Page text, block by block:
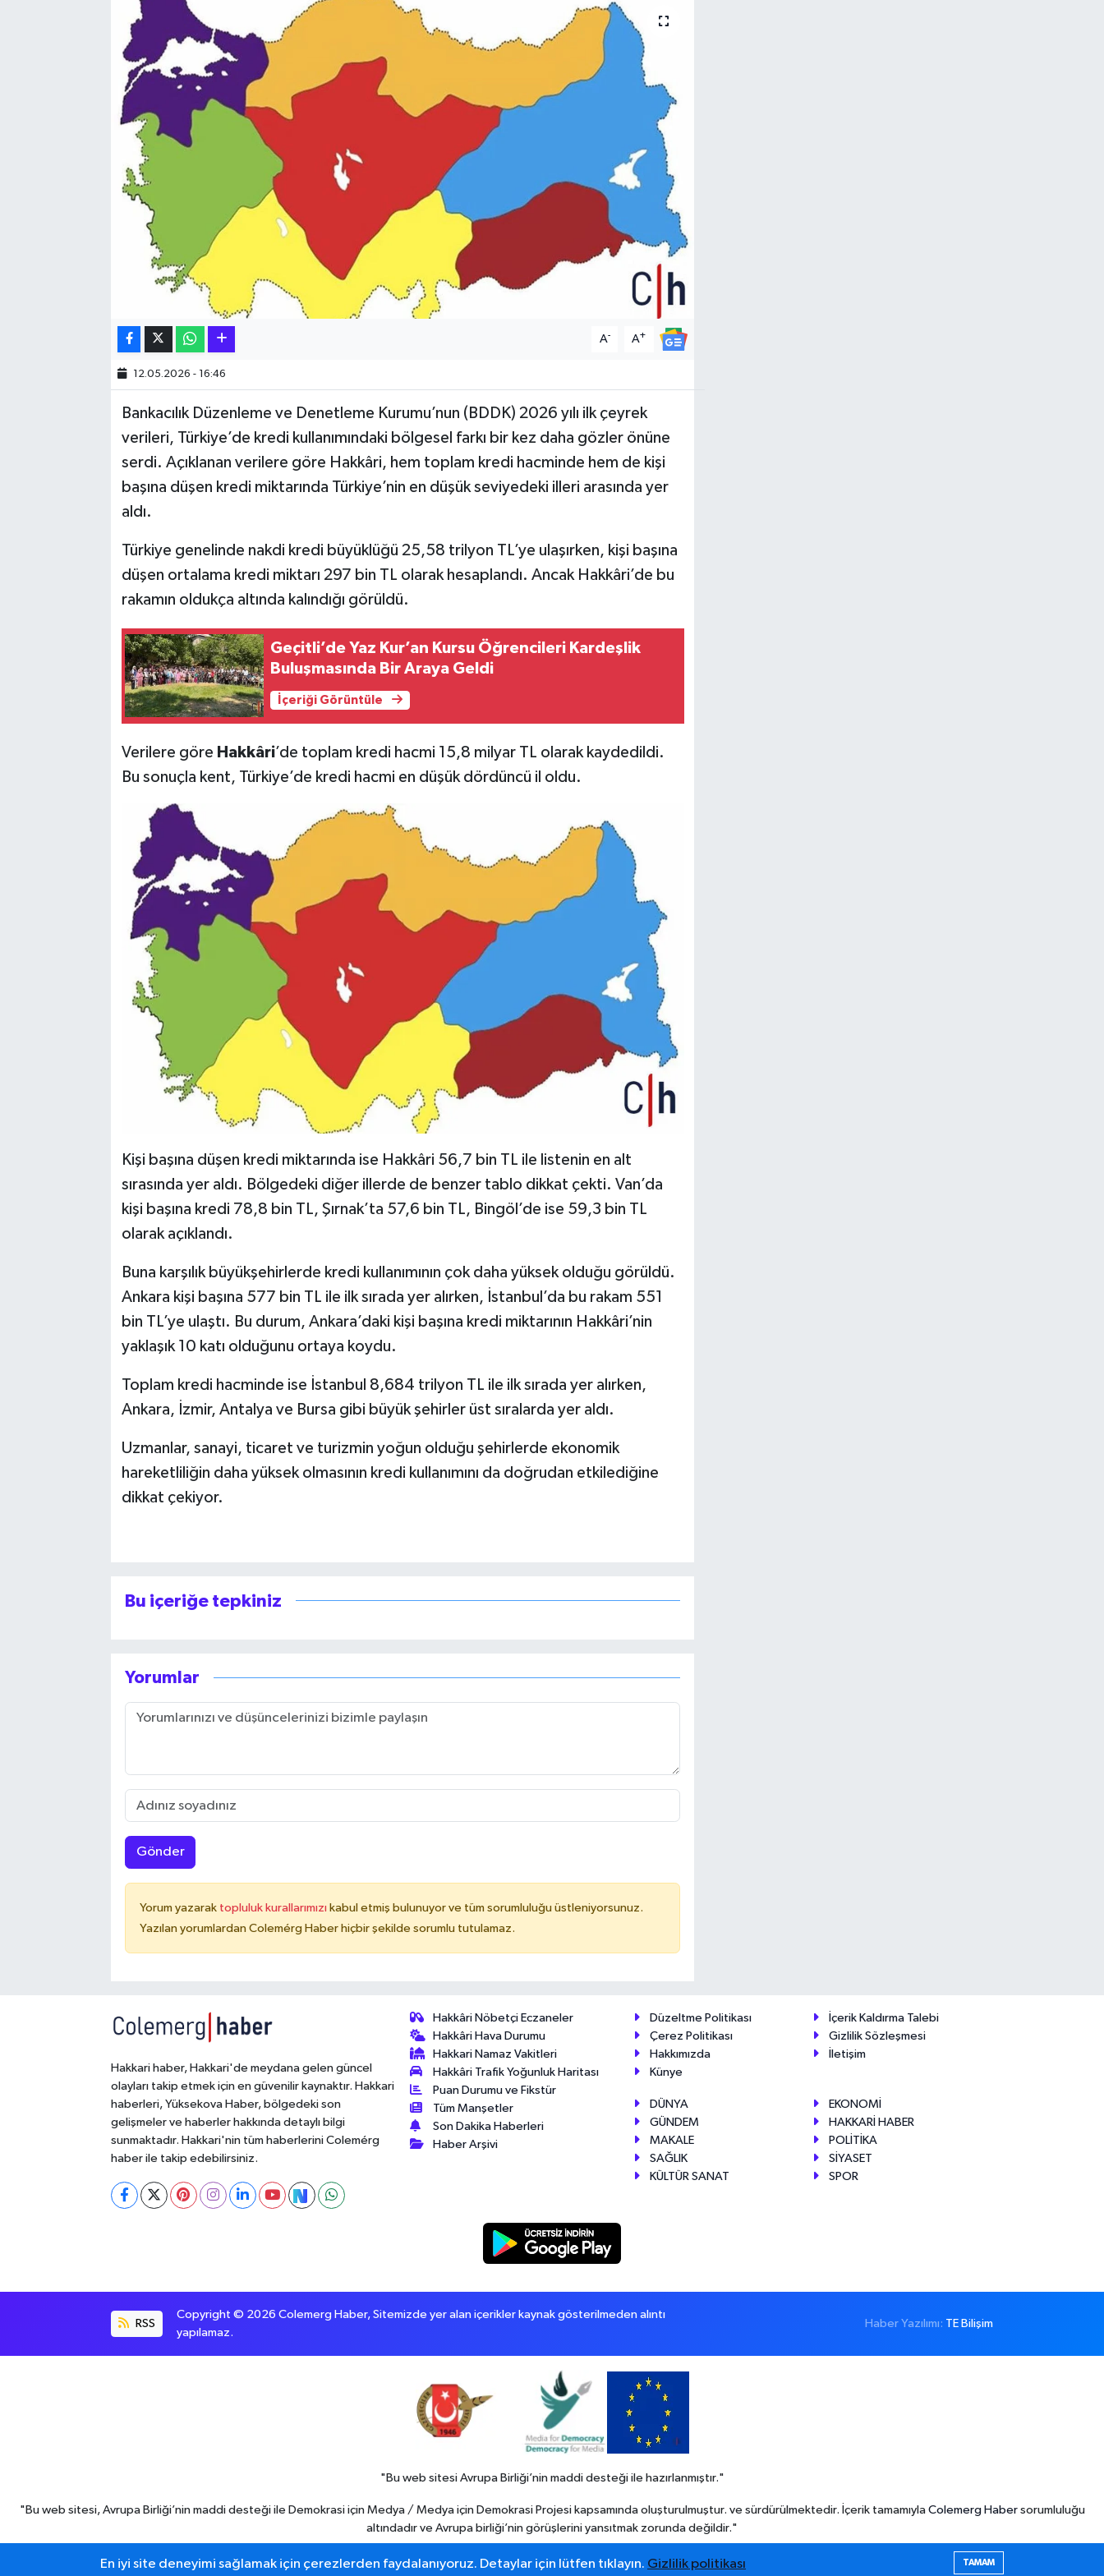
A- A+
12.05.2026 - 16:46
Bankacılık Düzenleme ve Denetleme Kurumu’nun (BDDK) 2026 yılı ilk çeyrek
verileri, Türkiye’de kredi kullanımındaki bölgesel farkı bir kez daha gözler önüne
serdi. Açıklanan verilere göre Hakkâri, hem toplam kredi hacminde hem de kişi
başına düşen kredi miktarında Türkiye’nin en düşük seviyedeki illeri arasında yer
aldı.
Türkiye genelinde nakdi kredi büyüklüğü 25,58 trilyon TL’ye ulaşırken, kişi başına
düşen ortalama kredi miktarı 297 bin TL olarak hesaplandı. Ancak Hakkâri’de bu
rakamın oldukça altında kalındığı görüldü.
Geçitli’de Yaz Kur’an Kursu Öğrencileri Kardeşlik
Buluşmasında Bir Araya Geldi
İçeriği Görüntüle
Verilere göre Hakkâri’de toplam kredi hacmi 15,8 milyar TL olarak kaydedildi.
Bu sonuçla kent, Türkiye’de kredi hacmi en düşük dördüncü il oldu.
Kişi başına düşen kredi miktarında ise Hakkâri 56,7 bin TL ile listenin en alt
sırasında yer aldı. Bölgedeki diğer illerde de benzer tablo dikkat çekti. Van’da
kişi başına kredi 78,8 bin TL, Şırnak’ta 57,6 bin TL, Bingöl’de ise 59,3 bin TL
olarak açıklandı.
Buna karşılık büyükşehirlerde kredi kullanımının çok daha yüksek olduğu görüldü.
Ankara kişi başına 577 bin TL ile ilk sırada yer alırken, İstanbul’da bu rakam 551
bin TL’ye ulaştı. Bu durum, Ankara’daki kişi başına kredi miktarının Hakkâri’nin
yaklaşık 10 katı olduğunu ortaya koydu.
Toplam kredi hacminde ise İstanbul 8,684 trilyon TL ile ilk sırada yer alırken,
Ankara, İzmir, Antalya ve Bursa gibi büyük şehirler üst sıralarda yer aldı.
Uzmanlar, sanayi, ticaret ve turizmin yoğun olduğu şehirlerde ekonomik
hareketliliğin daha yüksek olmasının kredi kullanımını da doğrudan etkilediğine
dikkat çekiyor.
Bu içeriğe tepkiniz
Yorumlar
Gönder
Yorum yazarak topluluk kurallarımızı kabul etmiş bulunuyor ve tüm sorumluluğu üstleniyorsunuz.
Yazılan yorumlardan Colemérg Haber hiçbir şekilde sorumlu tutulamaz.
Hakkari haber, Hakkari'de meydana gelen güncel
olayları takip etmek için en güvenilir kaynaktır. Hakkari
haberleri, Yüksekova Haber, bölgedeki son
gelişmeler ve haberler hakkında detaylı bilgi
sunmaktadır. Hakkari'nin tüm haberlerini Colemérg
haber ile takip edebilirsiniz.
Hakkâri Nöbetçi Eczaneler
Hakkâri Hava Durumu
Hakkari Namaz Vakitleri
Hakkâri Trafik Yoğunluk Haritası
Puan Durumu ve Fikstür
Tüm Manşetler
Son Dakika Haberleri
Haber Arşivi
Düzeltme Politikası
İçerik Kaldırma Talebi
Çerez Politikası
Gizlilik Sözleşmesi
Hakkımızda
İletişim
Künye
DÜNYA
EKONOMİ
GÜNDEM
HAKKARİ HABER
MAKALE
POLİTİKA
SAĞLIK
SİYASET
KÜLTÜR SANAT
SPOR
RSS
Copyright © 2026 Colemerg Haber, Sitemizde yer alan içerikler kaynak gösterilmeden alıntı
yapılamaz.
Haber Yazılımı: TE Bilişim
"Bu web sitesi Avrupa Birliği’nin maddi desteği ile hazırlanmıştır."
"Bu web sitesi, Avrupa Birliği’nin maddi desteği ile Demokrasi için Medya / Medya için Demokrasi Projesi kapsamında oluşturulmuştur. ve sürdürülmektedir. İçerik tamamıyla Colemerg Habersorumluluğu
altındadır ve Avrupa birliği’nin görüşlerini yansıtmak zorunda değildir."
En iyi site deneyimi sağlamak için çerezlerden faydalanıyoruz. Detaylar için lütfen tıklayın. Gizlilik politikası TAMAM
Hakkari Haber
İLGİNÇ HABERLER
KÜLTÜR SANAT